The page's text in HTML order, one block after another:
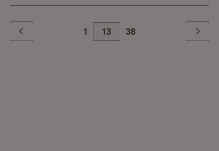
Zurück 1 Zur Seite
13 38 Weiter